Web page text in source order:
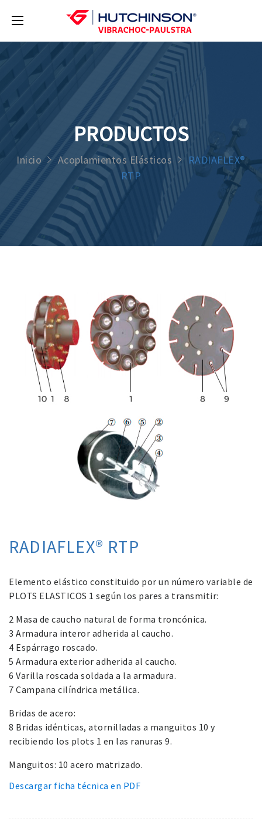
PRODUCTOS
Inicio Acoplamientos Elásticos
RADIAFLEX®
RTP
RADIAFLEX® RTP
Elemento elástico constituido por un número variable de
PLOTS ELASTICOS 1 según los pares a transmitir:­
2 Masa de caucho natural de forma troncónica.
3 Armadura interor adherida al caucho.
4 Espárrago roscado.
5 Armadura exterior adherida al caucho.
6 Varilla roscada soldada a la armadura.
7 Campana cilíndrica metálica.
Bridas de acero:
8 Bridas idénticas, atornilladas a manguitos 10 y
recibiendo los plots 1 en las ranuras 9.
Manguitos: 10 acero matrizado.
Descargar ficha técnica en PDF